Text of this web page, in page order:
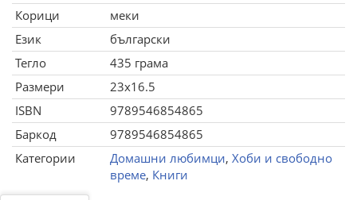
Корици
меки
Език
български
Тегло
435 грама
Размери
23x16.5
ISBN
9789546854865
Баркод
9789546854865
Категории
Домашни любимци, Хоби и свободно
време, Книги